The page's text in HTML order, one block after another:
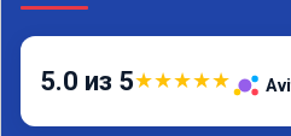
5.0 из 5★★★★★